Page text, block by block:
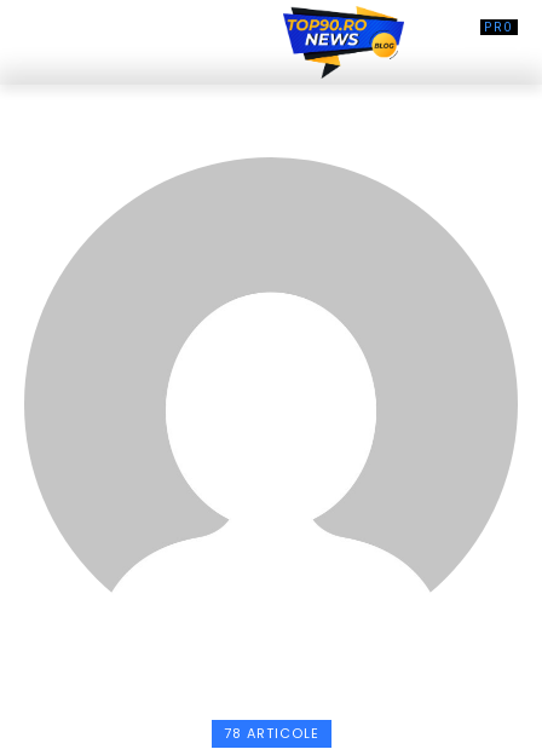
78 ARTICOLE